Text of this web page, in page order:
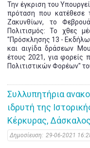
Την έγκριση του
πρόταση που
Ζακυνθίων, το
Πολιτισμός: Το χθες
"Πρόσκλησης 13 -
και αιγίδα δράσεων
έτους 2021, για φορείς
Πολιτιστικών Φορέων"
Συλλυπητήρια
ιδρυτή της
Κέρκυρας,
Δημοσίευση: 29-06-2021